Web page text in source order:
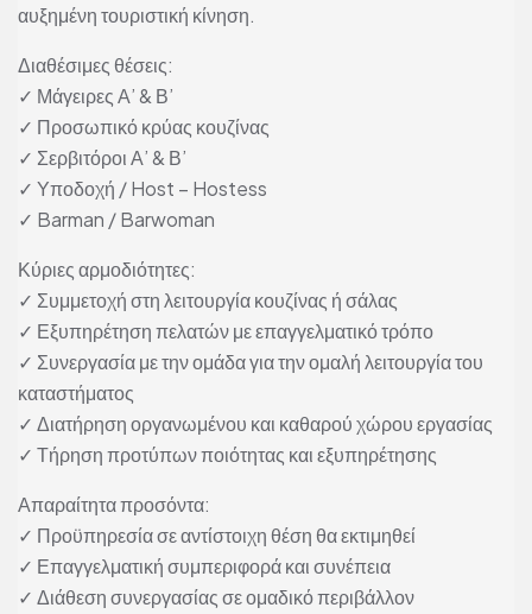
αυξημένη τουριστική κίνηση.
Διαθέσιμες θέσεις:
✓ Μάγειρες Α’ & Β’
✓ Προσωπικό κρύας κουζίνας
✓ Σερβιτόροι Α’ & Β’
✓ Υποδοχή / Host – Hostess
✓ Barman / Barwoman
Κύριες αρμοδιότητες:
✓ Συμμετοχή στη λειτουργία κουζίνας ή σάλας
✓ Εξυπηρέτηση πελατών με επαγγελματικό τρόπο
✓ Συνεργασία με την ομάδα για την ομαλή λειτουργία του
καταστήματος
✓ Διατήρηση οργανωμένου και καθαρού χώρου εργασίας
✓ Τήρηση προτύπων ποιότητας και εξυπηρέτησης
Απαραίτητα προσόντα:
✓ Προϋπηρεσία σε αντίστοιχη θέση θα εκτιμηθεί
✓ Επαγγελματική συμπεριφορά και συνέπεια
✓ Διάθεση συνεργασίας σε ομαδικό περιβάλλον